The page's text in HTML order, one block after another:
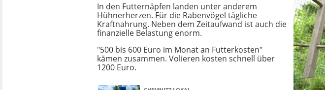
In den Futternäpfen landen unter anderem
Hühnerherzen. Für die Rabenvögel tägliche
Kraftnahrung. Neben dem Zeitaufwand ist auch die
finanzielle Belastung enorm.
"500 bis 600 Euro im Monat an Futterkosten"
kämen zusammen. Volieren kosten schnell über
1200 Euro.